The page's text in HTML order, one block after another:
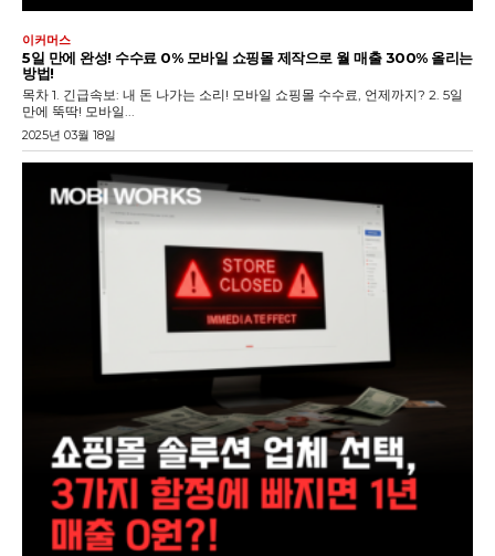
이커머스
5일 만에 완성! 수수료 0% 모바일 쇼핑몰 제작으로 월 매출 300% 올리는
방법!
목차 1. 긴급속보: 내 돈 나가는 소리! 모바일 쇼핑몰 수수료, 언제까지? 2. 5일
만에 뚝딱! 모바일...
2025년 03월 18일